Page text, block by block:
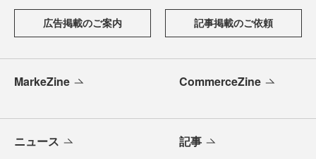
広告掲載のご案内 記事掲載のご依頼
MarkeZine CommerceZine
ニュース 記事